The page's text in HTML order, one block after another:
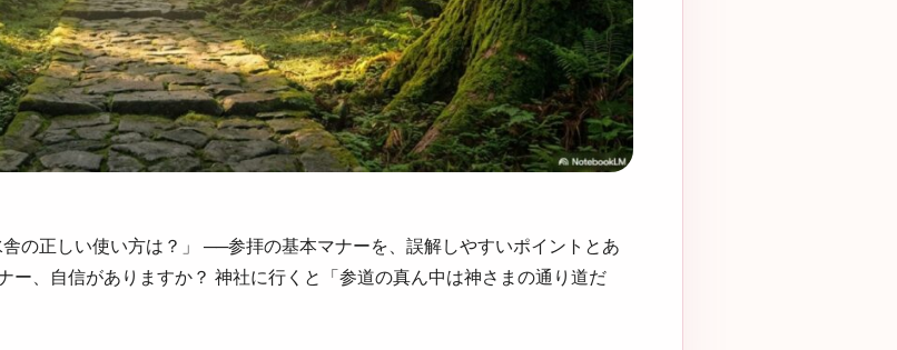
の正しい使い方は？」 ──参拝の基本マナーを、誤解しやすいポイントとあ
、自信がありますか？ 神社に行くと「参道の真ん中は神さまの通り道だ